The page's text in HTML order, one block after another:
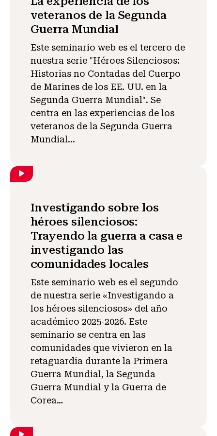
veteranos de la Segunda
Guerra Mundial
Este seminario web es el tercero de
nuestra serie "Héroes Silenciosos:
Historias no Contadas del Cuerpo
de Marines de los EE. UU. en la
Segunda Guerra Mundial". Se
centra en las experiencias de los
veteranos de la Segunda Guerra
Mundial...
Investigando sobre los
héroes silenciosos:
Trayendo la guerra a casa e
investigando las
comunidades locales
Este seminario web es el segundo
de nuestra serie «Investigando a
los héroes silenciosos» del año
académico 2025-2026. Este
seminario se centra en las
comunidades que vivieron en la
retaguardia durante la Primera
Guerra Mundial, la Segunda
Guerra Mundial y la Guerra de
Corea…